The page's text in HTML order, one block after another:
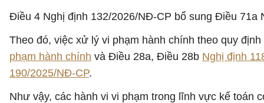
Điều 4 Nghị định 132/2026/NĐ-CP bổ sung Điều
Theo đó, việc xử lý vi phạm hành chính theo quy
phạm hành chính và Điều 28a, Điều 28b Nghị định
190/2025/NĐ-CP.
Như vậy, các hành vi vi phạm trong lĩnh vực kế toán